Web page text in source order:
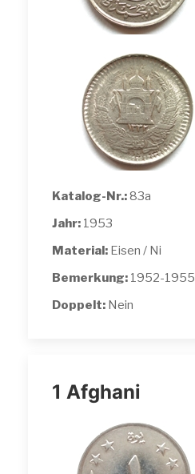
Katalog-Nr.:83a
Jahr: 1953
Material: Eisen / Ni
Bemerkung: 1952-1955
Doppelt: Nein
1 Afghani